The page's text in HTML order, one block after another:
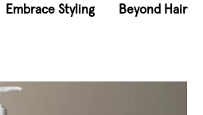
Embrace Styling Beyond Hair